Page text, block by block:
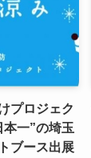
プロジェク
本一”の埼玉
ブース出展